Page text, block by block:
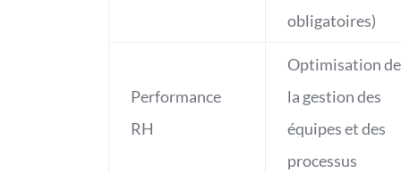
obligatoires)
Performance
RH
Optimisation de
la gestion des
équipes et des
processus